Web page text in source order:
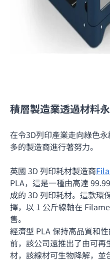
積層製造業透過材料
在令3D列印產業走向綠色
多的製造商進行著努力。
英國 3D 列印耗材製造商
PLA，這是一種由高達
成的 3D 列印耗材。這款環
擇，以 1 公斤線軸在
售。
經濟型 PLA 保持高品質和
前，該公司還推出了由可
材，該線材可生物降解，並